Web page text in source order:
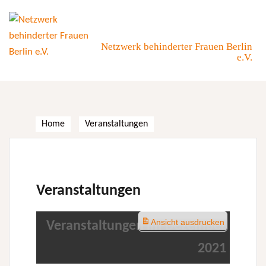
content
Netzwerk behinderter Frauen Berlin
e.V.
Home Veranstaltungen
Veranstaltungen
Veranstaltungen im Dezember
2021
Ansichtausdrucken